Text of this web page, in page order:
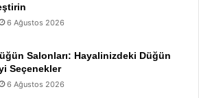
6 Ağustos 2026
Salonları: Hayalinizdeki Düğün
Seçenekler
6 Ağustos 2026